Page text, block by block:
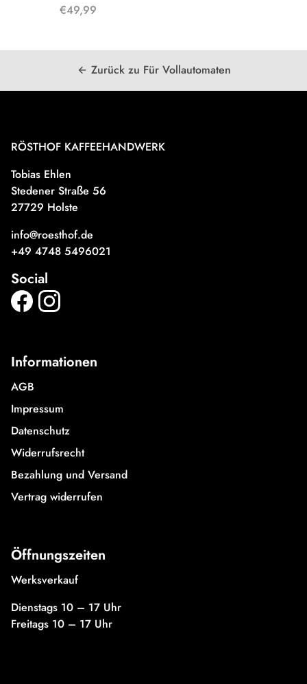
€49,99
arrow_back Zurück zu Für Vollautomaten
RÖSTHOF KAFFEEHANDWERK
Tobias Ehlen
Stedener Straße 56
27729 Holste
info@roesthof.de
+49 4748 5496021
Social
Informationen
AGB
Impressum
Datenschutz
Widerrufsrecht
Bezahlung und Versand
Vertrag widerrufen
Öffnungszeiten
Werksverkauf
Dienstags 10 – 17 Uhr
Freitags 10 – 17 Uhr